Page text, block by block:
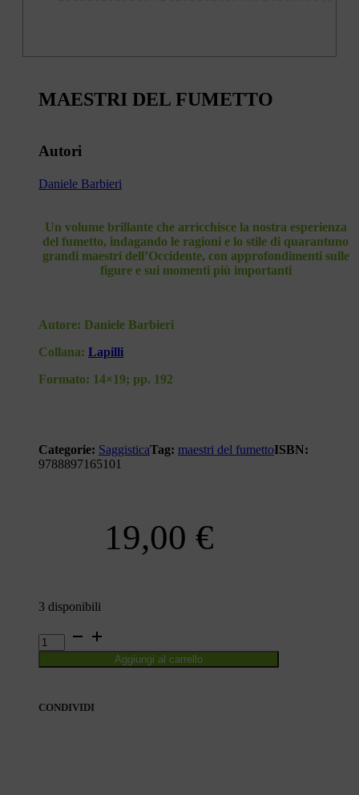
MAESTRI DEL FUMETTO
Autori
Daniele Barbieri
Un volume brillante che arricchisce la nostra esperienza
del fumetto, indagando le ragioni e lo stile di quarantuno
grandi maestri dell’Occidente, con approfondimenti sulle
figure e sui momenti più importanti
Autore: Daniele Barbieri
Collana: Lapilli
Formato: 14×19; pp. 192
Categorie: SaggisticaTag: maestri del fumettoISBN:
9788897165101
19,00 €
3 disponibili
MAESTRI
DEL
Aggiungi al carrello
CONDIVIDI